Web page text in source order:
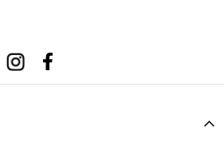
InstagramFacebook